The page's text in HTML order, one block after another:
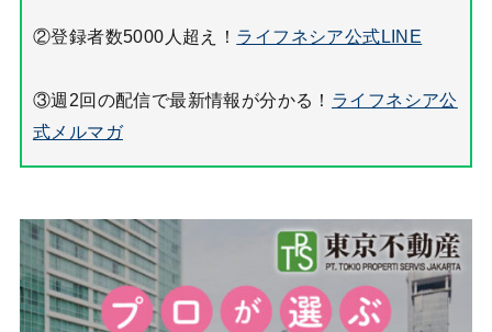
②登録者数5000人超え！ ライフネシア公式LINE
③週2回の配信で最新情報が分かる！ ライフネシア公
式メルマガ